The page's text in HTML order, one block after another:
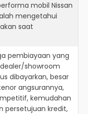
mobil Nissan
mengetahui
saat
pembiayaan yang
showroom
dibayarkan, besar
angsurannya,
kemudahan
persetujuan kredit,